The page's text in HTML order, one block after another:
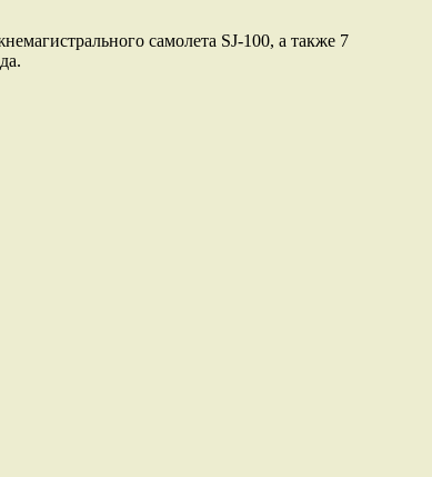
самолета SJ-100, а также 7